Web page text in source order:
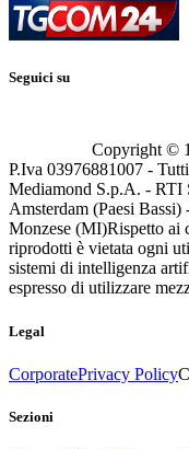
Seguici su
Copyright ©
P.Iva 03976881007 -
Mediamond S.p.A. - RTI
Amsterdam (Paesi
Monzese (MI)Rispetto ai
riprodotti è vietata ogni
sistemi di intelligenza
espresso di utilizzare
Legal
CorporatePrivacy Policy
Sezioni